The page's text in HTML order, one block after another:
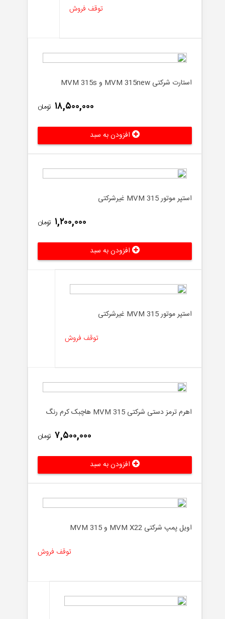
توقف فروش
استارت شرکتی MVM 315new و MVM 315s
۱۸,۵۰۰,۰۰۰ تومان
استپر موتور MVM 315 غیرشرکتی
۱,۲۰۰,۰۰۰ تومان
استپر موتور MVM 315 غیرشرکتی
توقف فروش
اهرم ترمز دستی شرکتی MVM 315 هاچبک کرم رنگ
۷,۵۰۰,۰۰۰ تومان
اویل پمپ شرکتی MVM X22 و MVM 315
توقف فروش